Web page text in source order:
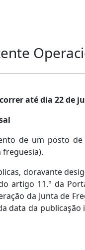
até dia 22 de
de um posto
doravante
artigo 11.° da
da Junta de
data da